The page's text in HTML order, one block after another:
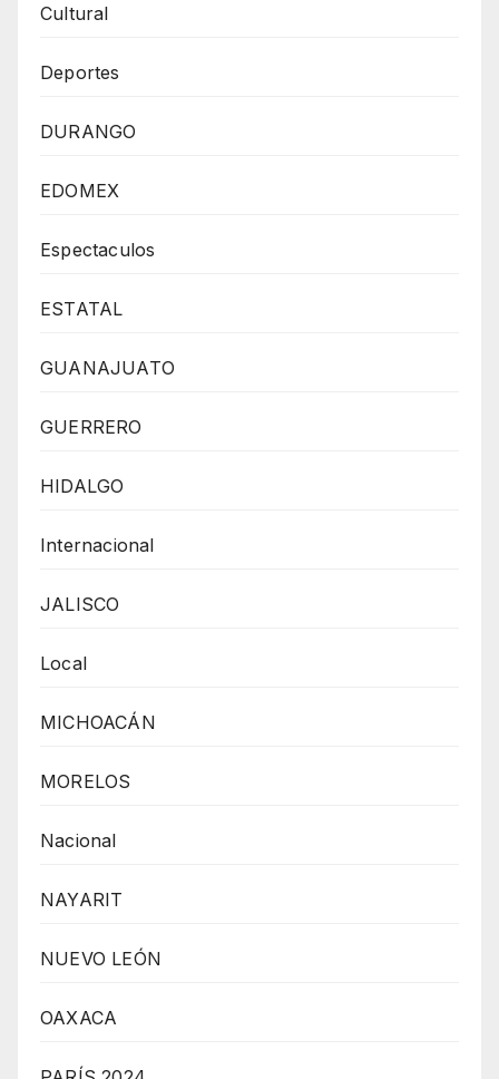
Cultural
Deportes
DURANGO
EDOMEX
Espectaculos
ESTATAL
GUANAJUATO
GUERRERO
HIDALGO
Internacional
JALISCO
Local
MICHOACÁN
MORELOS
Nacional
NAYARIT
NUEVO LEÓN
OAXACA